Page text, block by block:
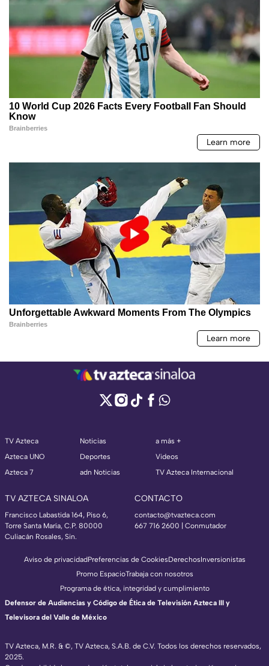
TV Azteca
Azteca UNO
Azteca 7
Noticias
Deportes
adn Noticias
a más +
Videos
TV Azteca Internacional
TV AZTECA SINALOA
Francisco Labastida 164, Piso 6,
Torre Santa María, C.P. 80000
Culiacán Rosales, Sin.
CONTACTO
contacto@tvazteca.com
667 716 2600 | Conmutador
TV Azteca, M.R. & ©, TV Azteca, S.A.B. de C.V. Todos los derechos reservados,
2025.
Aviso de privacidadPreferencias de CookiesDerechosInversionistas
Promo EspacioTrabaja con nosotros
Programa de ética, integridad y cumplimiento
Defensor de Audiencias y Código de Ética de Televisión Azteca III y
Televisora del Valle de México